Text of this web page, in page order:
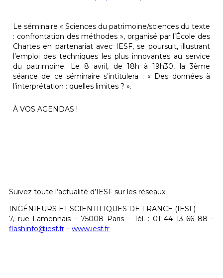
Le séminaire « Sciences du patrimoine/sciences du texte
: confrontation des méthodes », organisé par l’École des
Chartes en partenariat avec IESF, se poursuit, illustrant
l’emploi des techniques les plus innovantes au service
du patrimoine. Le 8 avril, de 18h à 19h30, la 3ème
séance de ce séminaire s’intitulera : « Des données à
l’interprétation : quelles limites ? ».
À VOS AGENDAS !
Suivez toute l’actualité d’IESF sur les réseaux
INGÉNIEURS ET SCIENTIFIQUES DE FRANCE (IESF)
7, rue Lamennais – 75008 Paris – Tél. : 01 44 13 66 88 –
flashinfo@iesf.fr – www.iesf.fr